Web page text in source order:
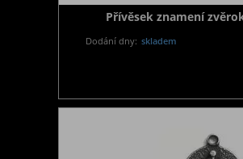
Přívěsek znamení
Dodání dny: skladem